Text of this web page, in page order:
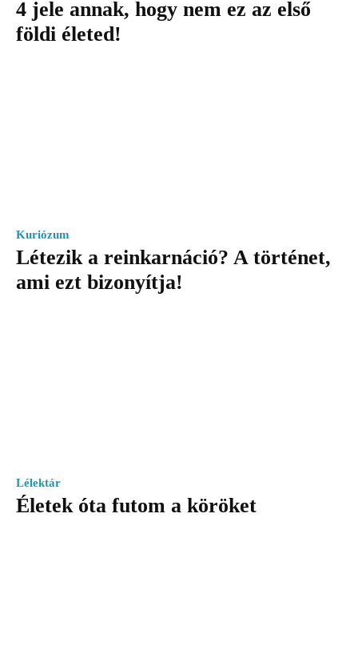
4 jele annak, hogy nem ez az első
földi életed!
Kuriózum
Létezik a reinkarnáció? A történet,
ami ezt bizonyítja!
Lélektár
Életek óta futom a köröket